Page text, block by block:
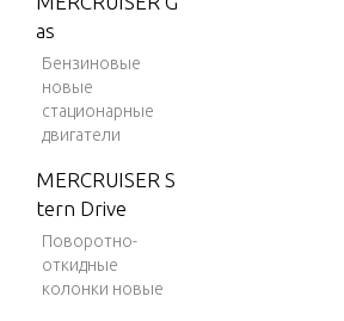
as
Бензиновые
новые
стационарные
двигатели
MERCRUISER S
tern Drive
Поворотно-
откидные
колонки новые